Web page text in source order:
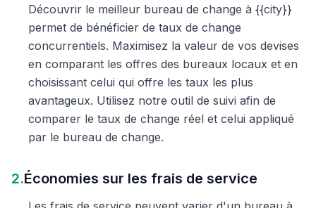
Découvrir le meilleur bureau de change à {{city}}
permet de bénéficier de taux de change
concurrentiels. Maximisez la valeur de vos devises
en comparant les offres des bureaux locaux et en
choisissant celui qui offre les taux les plus
avantageux. Utilisez notre outil de suivi afin de
comparer le taux de change réel et celui appliqué
par le bureau de change.
2.Économies sur les frais de service